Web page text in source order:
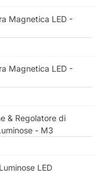
Magnetica LED -
Magnetica LED -
& Regolatore di
- M3
LED